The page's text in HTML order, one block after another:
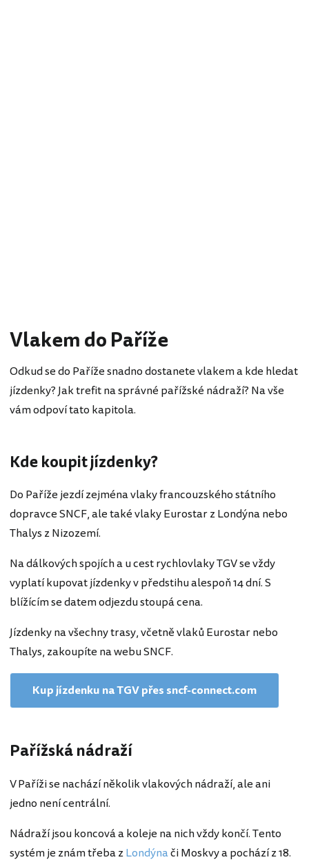
Vlakem do Paříže
Odkud se do Paříže snadno dostanete vlakem a kde hledat
jízdenky? Jak trefit na správné pařížské nádraží? Na vše
vám odpoví tato kapitola.
Kde koupit jízdenky?
Do Paříže jezdí zejména vlaky francouzského státního
dopravce SNCF, ale také vlaky Eurostar z Londýna nebo
Thalys z Nizozemí.
Na dálkových spojích a u cest rychlovlaky TGV se vždy
vyplatí kupovat jízdenky v předstihu alespoň 14 dní. S
blížícím se datem odjezdu stoupá cena.
Jízdenky na všechny trasy, včetně vlaků Eurostar nebo
Thalys, zakoupíte na webu SNCF.
Kup jízdenku na TGV přes sncf-connect.com
Pařížská nádraží
V Paříži se nachází několik vlakových nádraží, ale ani
jedno není centrální.
Nádraží jsou koncová a koleje na nich vždy končí. Tento
systém je znám třeba zLondýnači Moskvy a pochází z 18.